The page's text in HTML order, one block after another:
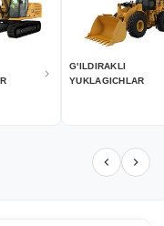
G'ILDIRAKLI
YUKLAGICHLAR